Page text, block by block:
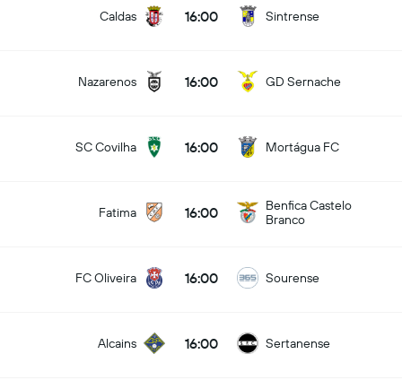
Caldas 16:00 Sintrense
Nazarenos 16:00 GD Sernache
SC Covilha 16:00 Mortágua FC
Fatima 16:00
Benfica Castelo
Branco
FC Oliveira 16:00 Sourense
Alcains 16:00 Sertanense